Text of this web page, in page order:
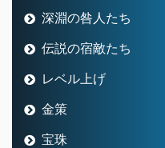
深淵の咎人たち
伝説の宿敵たち
レベル上げ
金策
宝珠